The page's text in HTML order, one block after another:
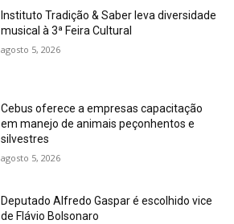
Instituto Tradição & Saber leva diversidade
musical à 3ª Feira Cultural
agosto 5, 2026
Cebus oferece a empresas capacitação
em manejo de animais peçonhentos e
silvestres
agosto 5, 2026
Deputado Alfredo Gaspar é escolhido vice
de Flávio Bolsonaro